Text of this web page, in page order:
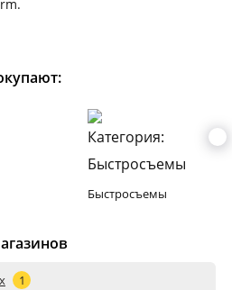
Быстросъемы
1